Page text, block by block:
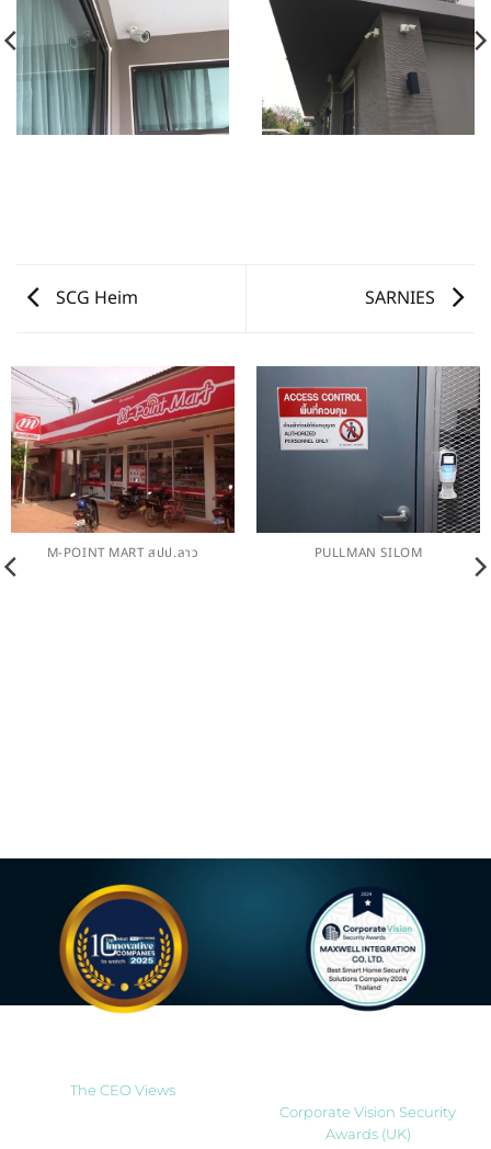
SCG Heim SARNIES
M-POINT MART สปป.ลาว PULLMAN SILOM
The CEO Views
Corporate Vision Security
Awards (UK)